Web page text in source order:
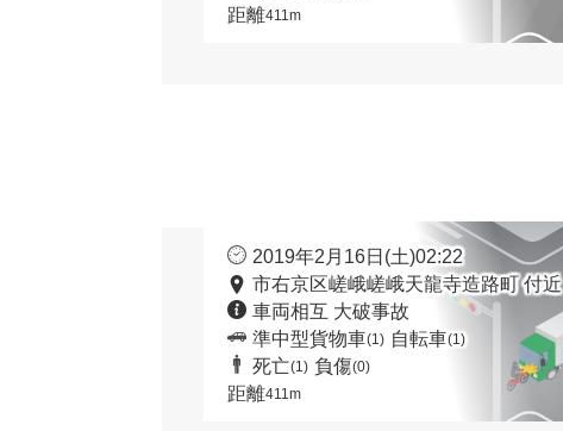
距離411m
2019年2月16日(土)02:22
市右京区嵯峨嵯峨天龍寺造路町 付近
車両相互 大破事故
準中型貨物車(1) 自転車(1)
死亡(1) 負傷(0)
距離411m